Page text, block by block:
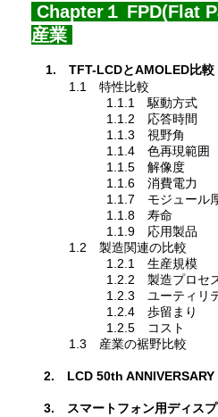
Chapter１ FPD(Flat
産業
1. TFT-LCDとAMOLED比較
1.1 特性比較
1.1.1 駆動方式
1.1.2 応答時間
1.1.3 視野角
1.1.4 色再現範囲
1.1.5 解像度
1.1.6 消費電力
1.1.7 モジュール
1.1.8 寿命
1.1.9 応用製品
1.2 製造関連の比較
1.2.1 生産規模
1.2.2 製造プロセ
1.2.3 ユーティリティ（
1.2.4 歩留まり
1.2.5 コスト
1.3 産業の裾野比較
2. LCD 50th ANNIVERSARY
3. スマートフォン用ディスプ